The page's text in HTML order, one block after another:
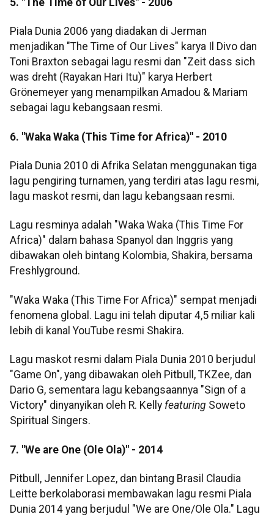
Piala Dunia 2006 yang diadakan di Jerman
menjadikan "The Time of Our Lives" karya Il Divo dan
Toni Braxton sebagai lagu resmi dan "Zeit dass sich
was dreht (Rayakan Hari Itu)" karya Herbert
Grönemeyer yang menampilkan Amadou & Mariam
sebagai lagu kebangsaan resmi.
6. "Waka Waka (This Time for Africa)" - 2010
Piala Dunia 2010 di Afrika Selatan menggunakan tiga
lagu pengiring turnamen, yang terdiri atas lagu resmi,
lagu maskot resmi, dan lagu kebangsaan resmi.
Lagu resminya adalah "Waka Waka (This Time For
Africa)" dalam bahasa Spanyol dan Inggris yang
dibawakan oleh bintang Kolombia, Shakira, bersama
Freshlyground.
"Waka Waka (This Time For Africa)" sempat menjadi
fenomena global. Lagu ini telah diputar 4,5 miliar kali
lebih di kanal YouTube resmi Shakira.
Lagu maskot resmi dalam Piala Dunia 2010 berjudul
"Game On", yang dibawakan oleh Pitbull, TKZee, dan
Dario G, sementara lagu kebangsaannya "Sign of a
Victory" dinyanyikan oleh R. Kelly featuring Soweto
Spiritual Singers.
7. "We are One (Ole Ola)" - 2014
Pitbull, Jennifer Lopez, dan bintang Brasil Claudia
Leitte berkolaborasi membawakan lagu resmi Piala
Dunia 2014 yang berjudul "We are One/Ole Ola." Lagu